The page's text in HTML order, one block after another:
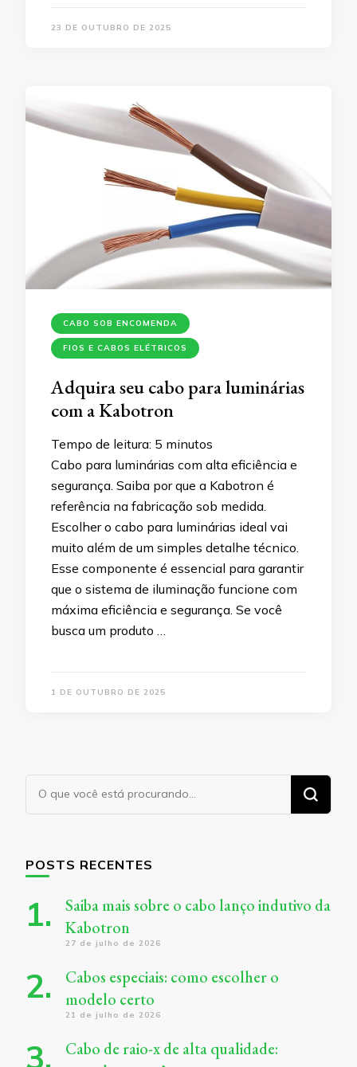
23 DE OUTUBRO DE 2025
CABO SOB ENCOMENDA
FIOS E CABOS ELÉTRICOS
Adquira seu cabo para luminárias
com a Kabotron
Tempo de leitura: 5 minutos
Cabo para luminárias com alta eficiência e
segurança. Saiba por que a Kabotron é
referência na fabricação sob medida.
Escolher o cabo para luminárias ideal vai
muito além de um simples detalhe técnico.
Esse componente é essencial para garantir
que o sistema de iluminação funcione com
máxima eficiência e segurança. Se você
busca um produto …
1 DE OUTUBRO DE 2025
POSTS RECENTES
Saiba mais sobre o cabo lanço indutivo da
Kabotron
27 de julho de 2026
Cabos especiais: como escolher o
modelo certo
21 de julho de 2026
Cabo de raio-x de alta qualidade: